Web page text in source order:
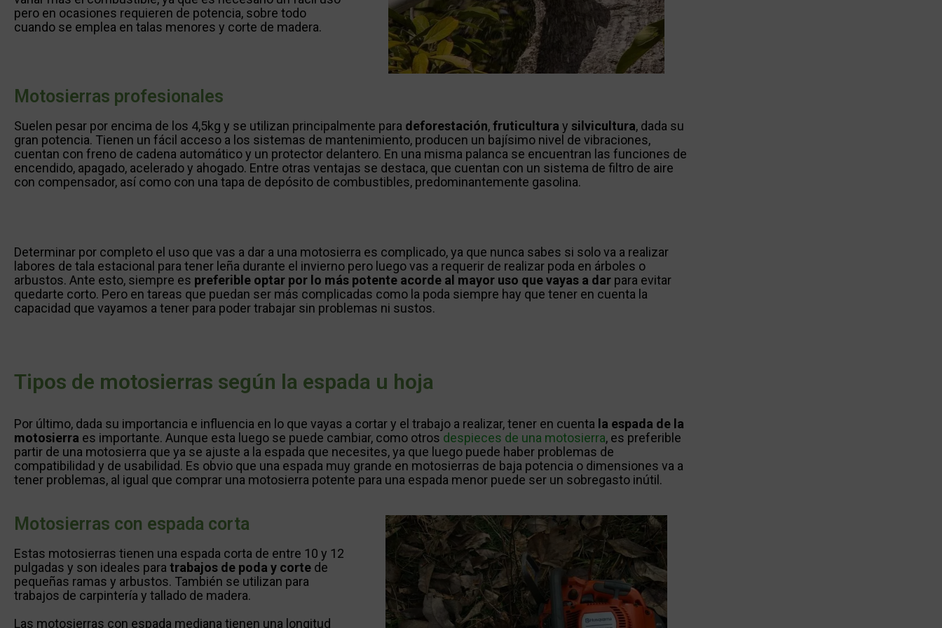
pero en ocasiones requieren de potencia, sobre todo
cuando se emplea en talas menores y corte de madera.
Motosierras profesionales
Suelen pesar por encima de los 4,5kg y se utilizan principalmente para deforestación,fruticultura y silvicultura, dada su
gran potencia. Tienen un fácil acceso a los sistemas de mantenimiento, producen un bajísimo nivel de vibraciones,
cuentan con freno de cadena automático y un protector delantero. En una misma palanca se encuentran las funciones de
encendido, apagado, acelerado y ahogado. Entre otras ventajas se destaca, que cuentan con un sistema de filtro de aire
con compensador, así como con una tapa de depósito de combustibles, predominantemente gasolina.
Determinar por completo el uso que vas a dar a una motosierra es complicado, ya que nunca sabes si solo va a realizar
labores de tala estacional para tener leña durante el invierno pero luego vas a requerir de realizar poda en árboles o
arbustos. Ante esto, siempre es preferible optar por lo más potente acorde al mayor uso que vayas a dar para evitar
quedarte corto. Pero en tareas que puedan ser más complicadas como la poda siempre hay que tener en cuenta la
capacidad que vayamos a tener para poder trabajar sin problemas ni sustos.
Tipos de motosierras según la espada u hoja
Por último, dada su importancia e influencia en lo que vayas a cortar y el trabajo a realizar, tener en cuenta la espada de la
motosierra es importante. Aunque esta luego se puede cambiar, como otros despieces de una motosierra, es preferible
partir de una motosierra que ya se ajuste a la espada que necesites, ya que luego puede haber problemas de
compatibilidad y de usabilidad. Es obvio que una espada muy grande en motosierras de baja potencia o dimensiones va a
tener problemas, al igual que comprar una motosierra potente para una espada menor puede ser un sobregasto inútil.
Motosierras con espada corta
Estas motosierras tienen una espada corta de entre 10 y 12
pulgadas y son ideales para trabajos de poda y corte de
pequeñas ramas y arbustos. También se utilizan para
trabajos de carpintería y tallado de madera.
Las motosierras con espada mediana tienen una longitud